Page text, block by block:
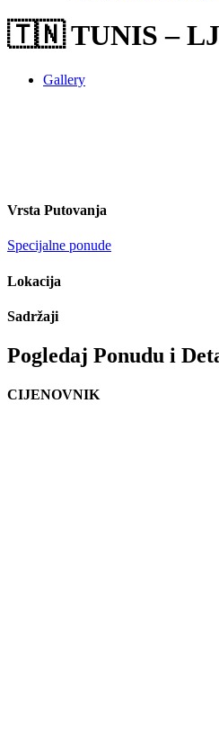
🇹🇳 TUNIS –
Gallery
Vrsta Putovanja
Specijalne ponude
Lokacija
Sadržaji
Pogledaj Ponudu i
CIJENOVNIK